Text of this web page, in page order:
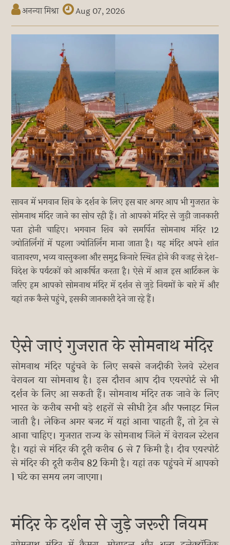
अनन्या मिश्रा Aug 07, 2026
सावन में भगवान शिव के दर्शन के लिए इस बार अगर आप भी गुजरात के
सोमनाथ मंदिर जाने का सोच रही हैं। तो आपको मंदिर से जुड़ी जानकारी
पता होनी चाहिए। भगवान शिव को समर्पित सोमनाथ मंदिर 12
ज्योतिर्लिंगों में पहला ज्योतिर्लिंग माना जाता है। यह मंदिर अपने शांत
वातावरण, भव्य वास्तुकला और समुद्र किनारे स्थित होने की वजह से देश-
विदेश के पर्यटकों को आकर्षित करता है। ऐसे में आज इस आर्टिकल के
जरिए हम आपको सोमनाथ मंदिर में दर्शन से जुड़े नियमों के बारे में और
यहां तक कैसे पहुंचे, इसकी जानकारी देने जा रहे हैं।
ऐसे जाएं गुजरात के सोमनाथ मंदिर
सोमनाथ मंदिर पहुंचने के लिए सबसे नजदीकी रेलवे स्टेशन
वेरावल या सोमनाथ है। इस दौरान आप दीव एयरपोर्ट से भी
दर्शन के लिए आ सकती हैं। सोमनाथ मंदिर तक जाने के लिए
भारत के करीब सभी बड़े शहरों से सीधी ट्रेन और फ्लाइट मिल
जाती है। लेकिन अगर बजट में यहां आना चाहती हैं, तो ट्रेन से
आना चाहिए। गुजरात राज्य के सोमनाथ जिले में वेरावल स्टेशन
है। यहां से मंदिर की दूरी करीब 6 से 7 किमी है। दीव एयरपोर्ट
से मंदिर की दूरी करीब 82 किमी है। यहां तक पहुंचने में आपको
1 घंटे का समय लग जाएगा।
मंदिर के दर्शन से जुड़े जरूरी नियम